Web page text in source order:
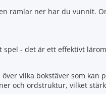
ramlar ner har du vunnit.
- det är ett effektivt
vilka bokstäver som
och ordstruktur, vilket